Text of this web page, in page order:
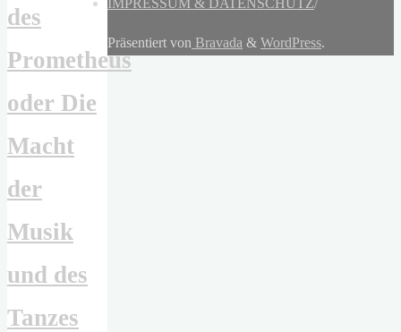
des
Prometheus
oder Die
Macht
der
Musik
und des
Tanzes
IMPRESSUM & DATENSCHUTZ/
Präsentiert von Bravada & WordPress.